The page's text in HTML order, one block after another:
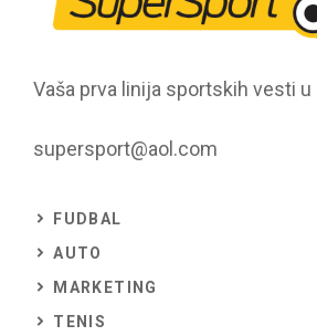
Vaša prva linija sportskih vesti u
supersport@aol.com
FUDBAL
AUTO
MARKETING
TENIS